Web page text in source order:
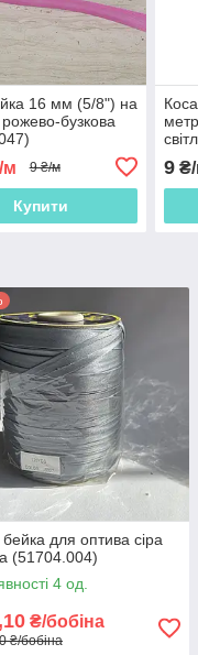
16 мм (5/8") на
бузкова
9 ₴/м
Купити
9
для оптива сіра
(51704.004)
4 од.
₴/бобіна
₴/бобіна